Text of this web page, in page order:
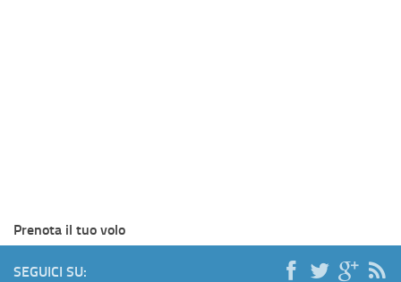
Prenota il tuo volo
SEGUICI SU: